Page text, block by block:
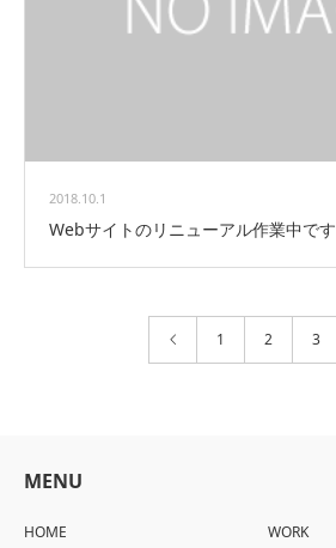
2018.10.1
Webサイトのリニューアル作業中です
1 2 3
MENU
HOME
WORK